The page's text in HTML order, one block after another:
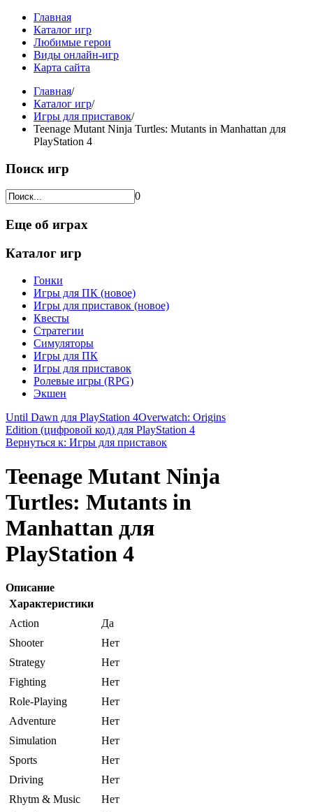
Главная
Каталог игр
Любимые герои
Виды онлайн-игр
Карта сайта
Главная/
Каталог игр/
Игры для приставок/
Teenage Mutant Ninja Turtles: Mutants in Manhattan для
PlayStation 4
Поиск игр
0
Еще об играх
Каталог игр
Гонки
Игры для ПК (новое)
Игры для приставок (новое)
Квесты
Стратегии
Симуляторы
Игры для ПК
Игры для приставок
Ролевые игры (RPG)
Экшен
Until Dawn для PlayStation 4Overwatch: Origins
Edition (цифровой код) для PlayStation 4
Вернуться к: Игры для приставок
Teenage Mutant Ninja
Turtles: Mutants in
Manhattan для
PlayStation 4
Описание
Характеристики
Action
Да
Shooter
Нет
Strategy
Нет
Fighting
Нет
Role-Playing
Нет
Adventure
Нет
Simulation
Нет
Sports
Нет
Driving
Нет
Rhytm & Music
Нет